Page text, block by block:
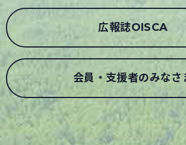
広報誌OISCA
会員・支援者のみなさ